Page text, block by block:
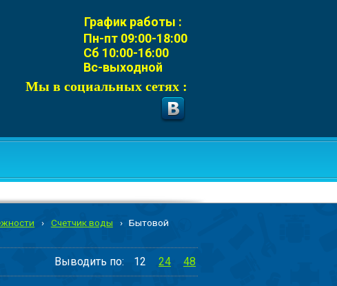
Мы в социальных сетях :
График работы :
Пн-пт 09:00-18:00
Сб 10:00-16:00
Вс-выходной
› Счетчик воды ›
Бытовой
Выводить по: 12 24 48